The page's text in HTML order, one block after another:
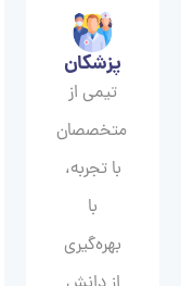
پزشکان
تیمی از
متخصصان
با تجربه،
با
بهره‌گیری
از دانش